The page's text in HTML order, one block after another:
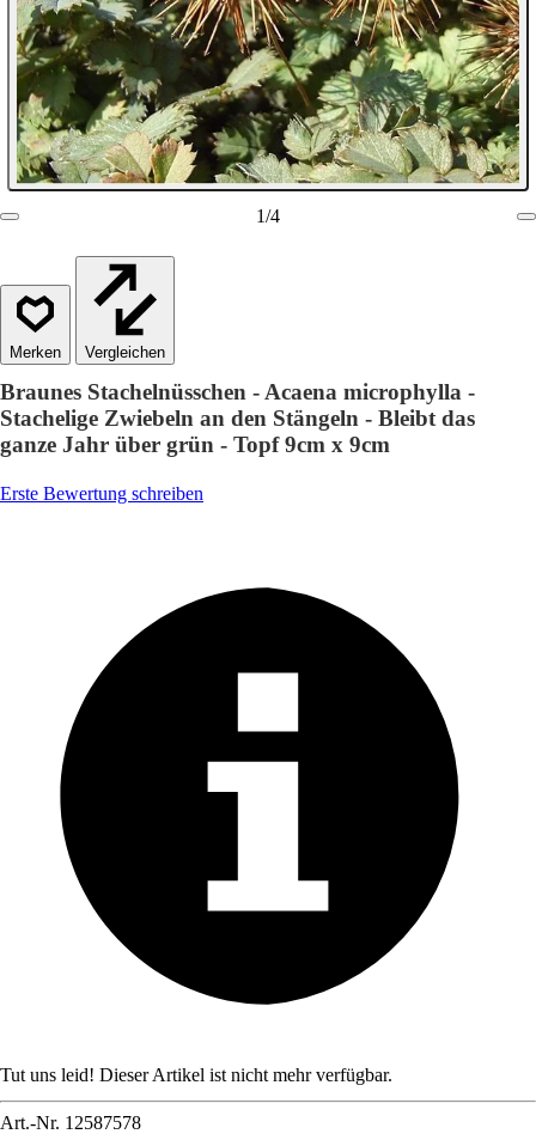
1/4
Vergleichen
Braunes Stachelnüsschen - Acaena microphylla -
Stachelige Zwiebeln an den Stängeln - Bleibt das
ganze Jahr über grün - Topf 9cm x 9cm
Erste Bewertung schreiben
Tut uns leid! Dieser Artikel ist nicht mehr verfügbar.
Art.-Nr. 12587578